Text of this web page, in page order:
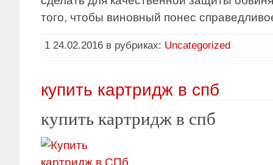
того, чтобы виновный понес
1 24.02.2016 в рубриках: Uncategorized
купить картридж в спб
купить картридж в спб